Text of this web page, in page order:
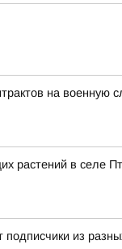
на военную
в селе
из